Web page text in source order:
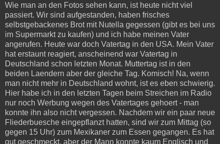
Wie man an den Fotos sehen kann, ist heute nicht viel
passiert. Wir sind aufgestanden, haben frisches
selbstgebackenes Brot mit Nutella gegessen (gibt es bei uns
im Supermarkt zu kaufen) und ich habe meinen Vater
angerufen. Heute war doch Vatertag in den USA. Mein Vater
hat erstaunt reagiert, anscheinend war Vatertag in
Deutschland schon letzten Monat. Muttertag ist in den
beiden Laendern aber der gleiche Tag. Komisch! Na, wenn
man nicht mehr in Deutschland wohnt, ist es eben schwierig.
Hier habe ich in den letzten Tagen beim Streichen im Radio
nur noch Werbung wegen des Vatertages gehoert - man
konnte ihn also nicht vergessen. Nachdem wir ein paar neue
Fliederbuesche eingepflanzt hatten, sind wir zum Mittag (so
gegen 15 Uhr) zum Mexikaner zum Essen gegangen. Es hat
gut geschmeckt, aber der Mann konnte kaum Englisch und